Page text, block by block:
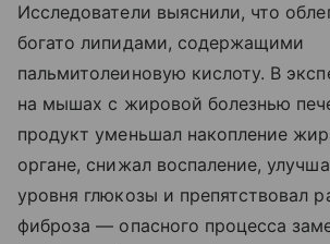
Исследователи выяснили, что
богато липидами, содержащими
пальмитолеиновую кислоту. В
на мышах с жировой болезнью
продукт уменьшал накопление
органе, снижал воспаление,
уровня глюкозы и препятствовал
фиброза — опасного процесса